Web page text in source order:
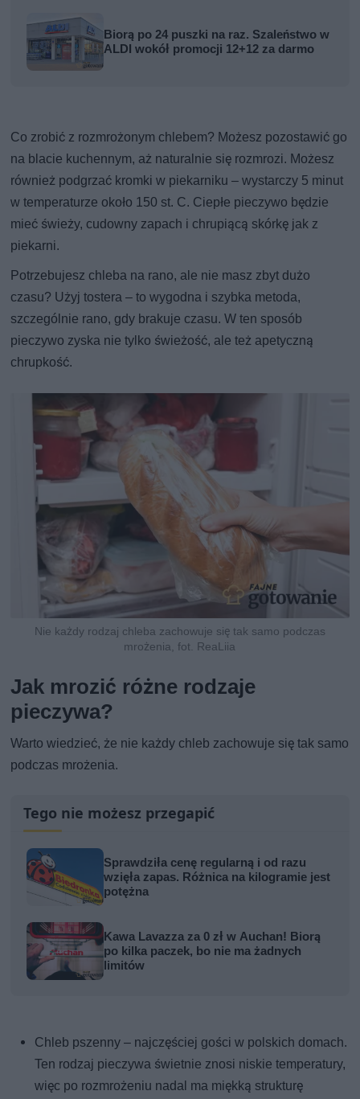
Biorą po 24 puszki na raz. Szaleństwo w
ALDI wokół promocji 12+12 za darmo
Co zrobić z rozmrożonym chlebem? Możesz pozostawić go
na blacie kuchennym, aż naturalnie się rozmrozi. Możesz
również podgrzać kromki w piekarniku – wystarczy 5 minut
w temperaturze około 150 st. C. Ciepłe pieczywo będzie
mieć świeży, cudowny zapach i chrupiącą skórkę jak z
piekarni.
Potrzebujesz chleba na rano, ale nie masz zbyt dużo
czasu? Użyj tostera – to wygodna i szybka metoda,
szczególnie rano, gdy brakuje czasu. W ten sposób
pieczywo zyska nie tylko świeżość, ale też apetyczną
chrupkość.
Nie każdy rodzaj chleba zachowuje się tak samo podczas
mrożenia, fot. ReaLiia
Jak mrozić różne rodzaje
pieczywa?
Warto wiedzieć, że nie każdy chleb zachowuje się tak samo
podczas mrożenia.
Tego nie możesz przegapić
Sprawdziła cenę regularną i od razu
wzięła zapas. Różnica na kilogramie jest
potężna
Kawa Lavazza za 0 zł w Auchan! Biorą
po kilka paczek, bo nie ma żadnych
limitów
Chleb pszenny – najczęściej gości w polskich domach.
Ten rodzaj pieczywa świetnie znosi niskie temperatury,
więc po rozmrożeniu nadal ma miękką strukturę